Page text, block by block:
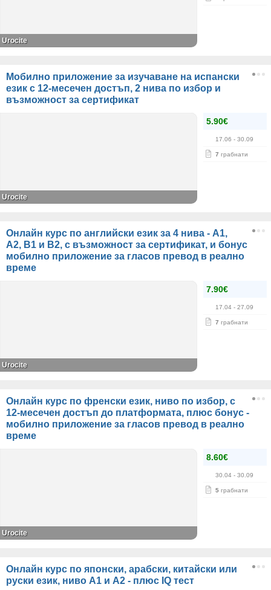
Urocite
Мобилно приложение за изучаване на испански
език с 12-месечен достъп, 2 нива по избор и
възможност за сертификат
5.90€
17.06 - 30.09
7 грабнати
Urocite
Онлайн курс по английски език за 4 нива - А1,
А2, В1 и В2, с възможност за сертификат, и бонус
мобилно приложение за гласов превод в реално
време
7.90€
17.04 - 27.09
7 грабнати
Urocite
Онлайн курс по френски език, ниво по избор, с
12-месечен достъп до платформата, плюс бонус -
мобилно приложение за гласов превод в реално
време
8.60€
30.04 - 30.09
5 грабнати
Urocite
Онлайн курс по японски, арабски, китайски или
руски език, ниво А1 и А2 - плюс IQ тест